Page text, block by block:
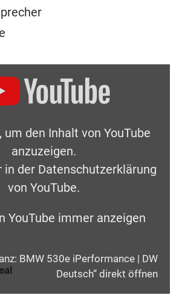
um den Inhalt von YouTube
anzuzeigen.
in der Datenschutzerklärung
von YouTube.
YouTube immer anzeigen
BMW 530e iPerformance | DW
Deutsch“ direkt öffnen